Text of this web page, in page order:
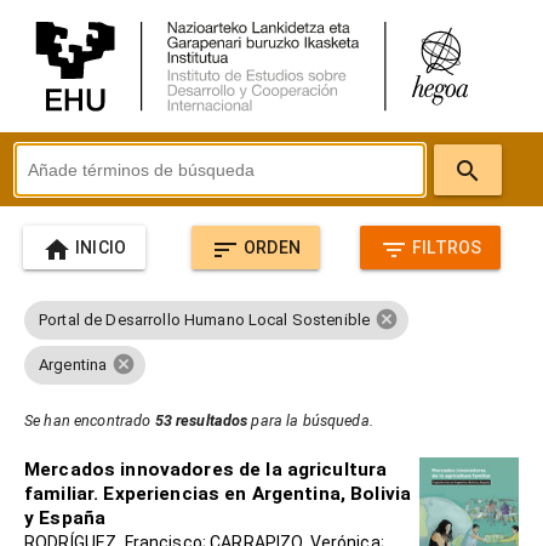
search
home INICIO sort ORDEN filter_list FILTROS
Portal de Desarrollo Humano Local Sostenible cancel
Argentina cancel
Se han encontrado 53 resultados para la búsqueda.
Mercados innovadores de la agricultura
familiar. Experiencias en Argentina, Bolivia
y España